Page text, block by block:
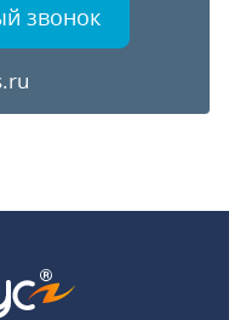
звонок